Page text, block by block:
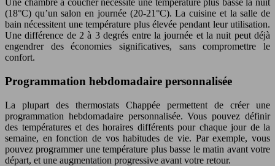
Une chambre à coucher nécessite une température plus basse la nuit
(18°C) qu’un salon en journée (20-21°C). La cuisine et la salle de
bain nécessitent une température plus élevée pendant leur utilisation.
Une différence de 2 à 3 degrés entre la journée et la nuit peut déjà
engendrer des économies significatives, sans compromettre le
confort.
Programmation hebdomadaire personnalisée
La plupart des thermostats Chappée permettent de créer une
programmation hebdomadaire personnalisée. Vous pouvez définir
des températures et des horaires différents pour chaque jour de la
semaine, en fonction de vos habitudes de vie. Par exemple, vous
pouvez programmer une température plus basse le matin avant votre
départ, et une augmentation progressive avant votre retour.